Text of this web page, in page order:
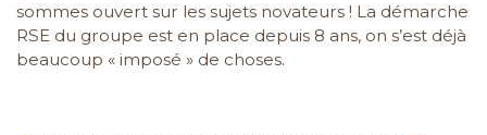
sommes ouvert sur les sujets novateurs ! La démarche
RSE du groupe est en place depuis 8 ans, on s’est déjà
beaucoup « imposé » de choses.